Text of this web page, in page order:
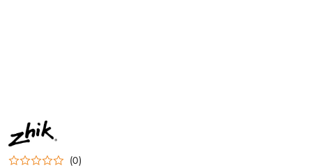
NAZWA
PRODUCENTA:
ZHIK
(0)